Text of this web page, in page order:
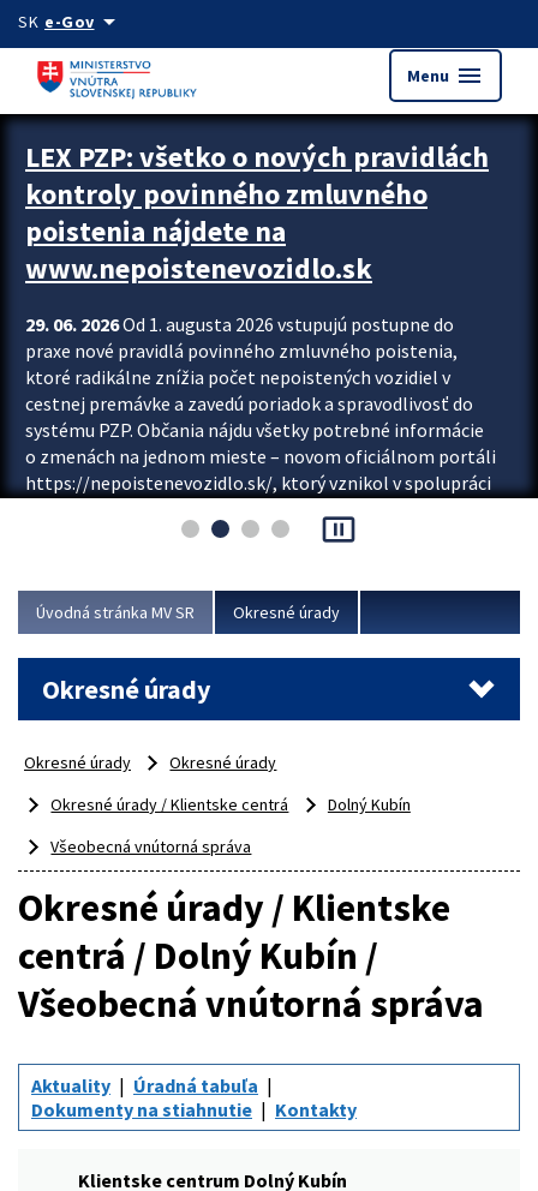
Preskocit na hlavný obsah
SK e-Govarrow_drop_down
Menu menu
Zastavit automatický posun upútavok
LEX PZP: všetko o nových pravidlách
kontroly povinného zmluvného
poistenia nájdete na
www.nepoistenevozidlo.sk
29. 06. 2026Od 1. augusta 2026 vstupujú postupne do
praxe nové pravidlá povinného zmluvného poistenia,
ktoré radikálne znížia počet nepoistených vozidiel v
cestnej premávke a zavedú poriadok a spravodlivosť do
systému PZP. Občania nájdu všetky potrebné informácie
o zmenách na jednom mieste – novom oficiálnom portáli
https://nepoistenevozidlo.sk/, ktorý vznikol v spolupráci
asociácie poisťovní (SLASPO) a Ministerstva vnútra SR.
Viac
pause_presentation
Úvodná stránka MV SR Okresné úrady
Okresné úrady
Okresné úrady
Okresné úrady
Okresné úrady / Klientske centrá
Dolný Kubín
Všeobecná vnútorná správa
Okresné úrady / Klientske
centrá / Dolný Kubín /
Všeobecná vnútorná správa
Aktuality
Úradná tabuľa
Dokumenty na stiahnutie
Kontakty
Klientske centrum Dolný Kubín